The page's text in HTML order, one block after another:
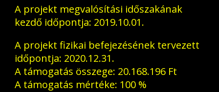
A projekt megvalósítási időszakának
kezdő időpontja: 2019.10.01.
A projekt fizikai befejezésének tervezett
időpontja: 2020.12.31.
A támogatás összege: 20.168.196 Ft
A támogatás mértéke: 100 %